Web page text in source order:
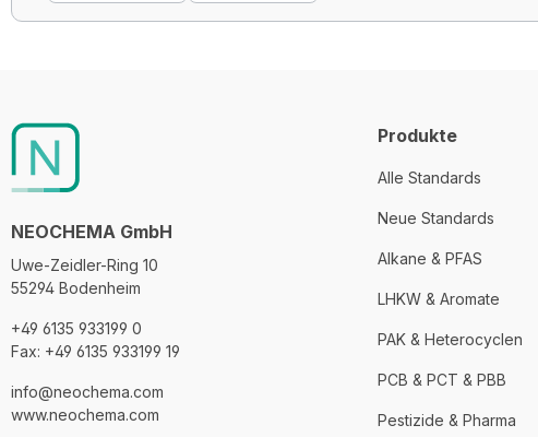
NEOCHEMA GmbH
Uwe-Zeidler-Ring 10
55294 Bodenheim
+49 6135 933199 0
Fax: +49 6135 933199 19
info@neochema.com
www.neochema.com
Produkte
Alle Standards
Neue Standards
Alkane & PFAS
LHKW & Aromate
PAK & Heterocyclen
PCB & PCT & PBB
Pestizide & Pharma